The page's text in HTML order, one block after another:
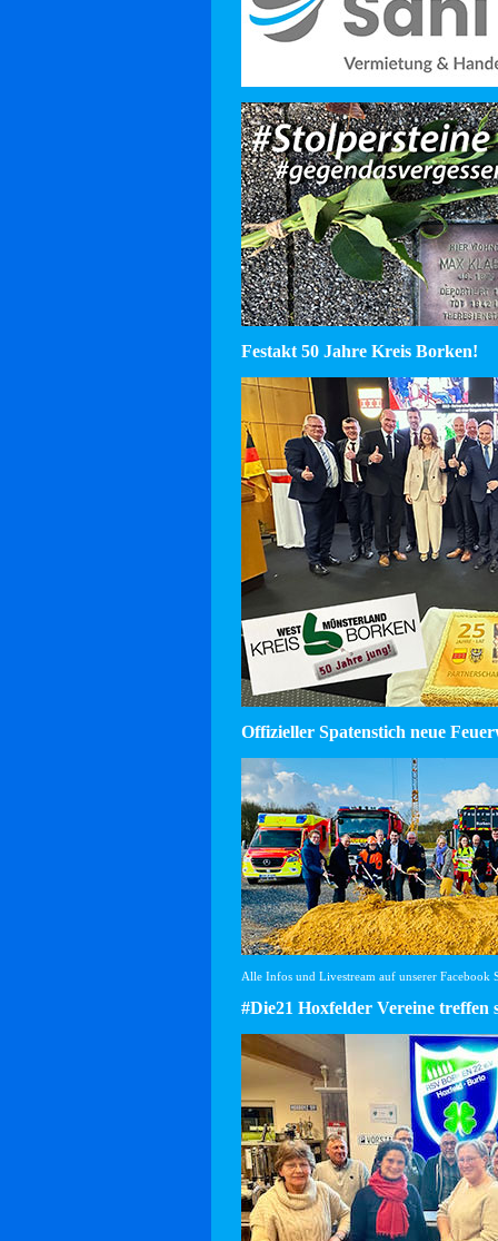
Festakt 50 Jahre Kreis Borken!
Offizieller Spatenstich neue
Alle Infos und Livestream auf unserer Facebook
#Die21 Hoxfelder Vereine treffen